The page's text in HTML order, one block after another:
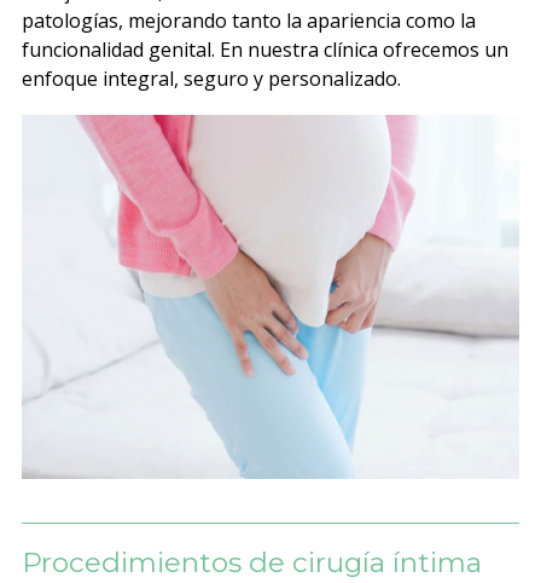
patologías, mejorando tanto la apariencia como la
funcionalidad genital. En nuestra clínica ofrecemos un
enfoque integral, seguro y personalizado.
Procedimientos de cirugía íntima